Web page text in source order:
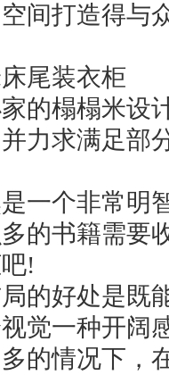
间打造得与
尾装衣柜
榻榻米设计
力求满足部
个非常明智
的书籍需要
!
好处是既能
觉一种开阔
情况下，在